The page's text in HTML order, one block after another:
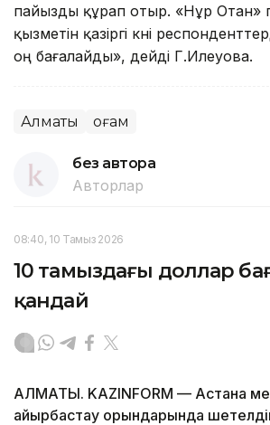
пайызды құрап отыр. «Нұр Отан»
қызметін қазіргі күні
оң бағалайды», дейді Г.Илеуова.
Алматы Қоғам
без автора
Авторлар
08:40, 10 Тамыз 2026
10 тамыздағы доллар
қандай
АЛМАТЫ. KAZINFORM — Астана
айырбастау орындарында